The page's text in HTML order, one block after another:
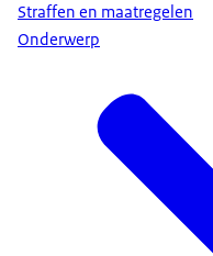
Straffen en maatregelen
Onderwerp